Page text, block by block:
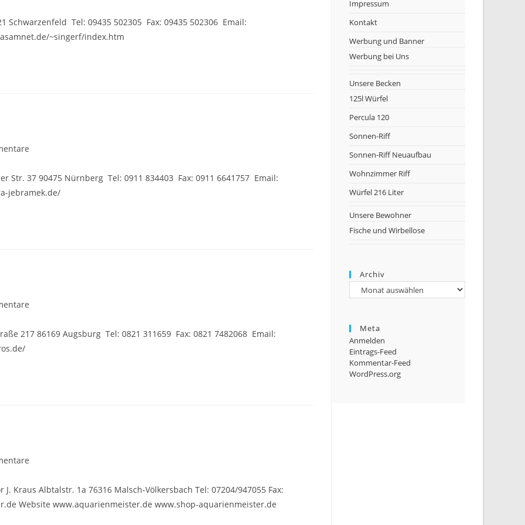
Tel: 09435 502305 Fax: 09435 502306 Email:
~singerf/index.htm
37 90475 Nürnberg Tel: 0911 834403 Fax: 0911 6641757 Email:
jebramek.de/
217 86169 Augsburg Tel: 0821 311659 Fax: 0821 7482068 Email:
Albtalstr. 1a 76316 Malsch-Völkersbach Tel: 07204/947055 Fax:
Website www.aquarienmeister.de www.shop-aquarienmeister.de
Impressum
Kontakt
Werbung und Banner
Werbung bei Uns
Unsere Becken
125l Würfel
Percula 120
Sonnen-Riff
Sonnen-Riff Neuaufbau
Wohnzimmer Riff
Würfel 216 Liter
Unsere Bewohner
Fische und Wirbellose
Archiv
Archiv
Meta
Anmelden
Eintrags-Feed
Kommentar-Feed
WordPress.org